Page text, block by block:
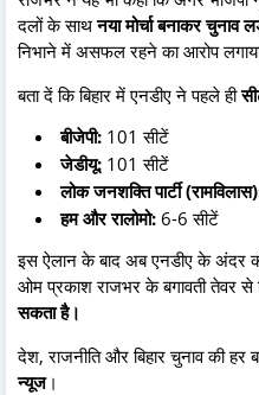
दलों के साथनया मोर्चा बनाकर चुनाव
निभाने में असफल रहने का आरोप
बता दें कि बिहार में एनडीए ने पहले ही
बीजेपी: 101 सीटें
जेडीयू: 101 सीटें
लोक जनशक्ति पार्टी
हम और रालोमो: 6-6 सीटें
इस ऐलान के बाद अब एनडीए के अंदर
ओम प्रकाश राजभर के बगावती तेवर से
सकता है।
देश, राजनीति और बिहार चुनाव की
न्यूज।